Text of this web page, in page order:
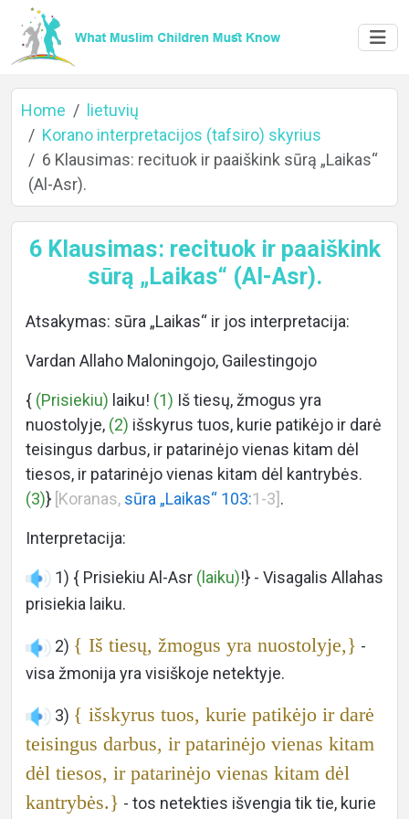
Home
Languages
Home
lietuvių
Korano interpretacijos (tafsiro) skyrius
6 Klausimas: recituok ir paaiškink sūrą „Laikas“
(Al-Asr).
6 Klausimas: recituok ir paaiškink
sūrą „Laikas“ (Al-Asr).
Atsakymas: sūra „Laikas“ ir jos interpretacija:
Vardan Allaho Maloningojo, Gailestingojo
{ (Prisiekiu) laiku! (1) Iš tiesų, žmogus yra
nuostolyje, (2) išskyrus tuos, kurie patikėjo ir darė
teisingus darbus, ir patarinėjo vienas kitam dėl
tiesos, ir patarinėjo vienas kitam dėl kantrybės.
(3)} [Koranas, sūra „Laikas“ 103:1-3] .
Interpretacija:
1) { Prisiekiu Al-Asr (laiku)!} - Visagalis Allahas
prisiekia laiku.
2) { Iš tiesų, žmogus yra nuostolyje,} -
visa žmonija yra visiškoje netektyje.
3) { išskyrus tuos, kurie patikėjo ir darė
teisingus darbus, ir patarinėjo vienas kitam
dėl tiesos, ir patarinėjo vienas kitam dėl
kantrybės.} - tos netekties išvengia tik tie, kurie